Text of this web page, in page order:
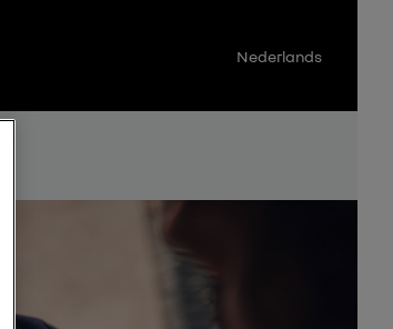
Nederlands